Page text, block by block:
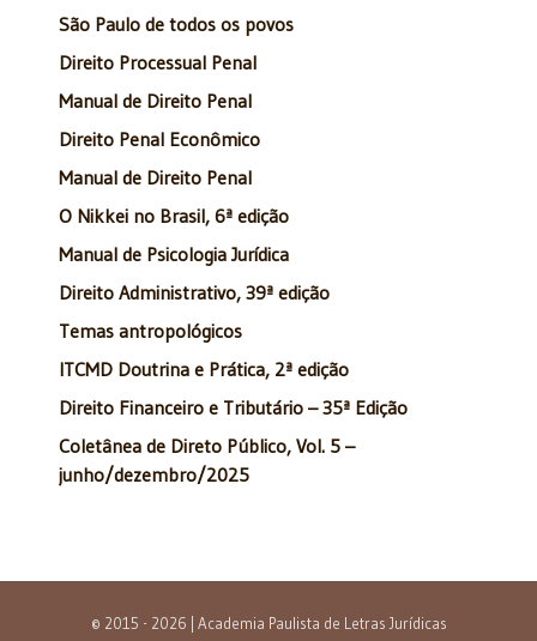
São Paulo de todos os povos
Direito Processual Penal
Manual de Direito Penal
Direito Penal Econômico
Manual de Direito Penal
O Nikkei no Brasil, 6ª edição
Manual de Psicologia Jurídica
Direito Administrativo, 39ª edição
Temas antropológicos
ITCMD Doutrina e Prática, 2ª edição
Direito Financeiro e Tributário – 35ª Edição
Coletânea de Direto Público, Vol. 5 –
junho/dezembro/2025
© 2015 - 2026 | Academia Paulista de Letras Jurídicas